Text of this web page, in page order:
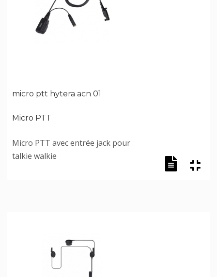
micro ptt hytera acn 01
Micro PTT
Micro PTT avec entrée jack pour
talkie walkie